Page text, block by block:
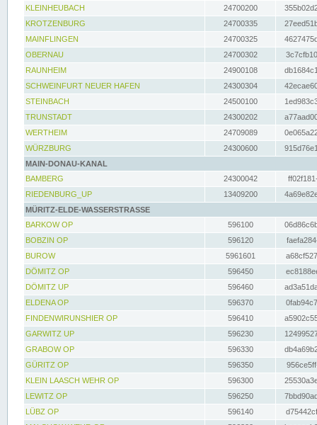
KLEINHEUBACH 24700200
KROTZENBURG
24700335
MAINFLINGEN
24700325
OBERNAU
24700302
RAUNHEIM
24900108
SCHWEINFURT NEUER HAFEN
24300304
STEINBACH
24500100
TRUNSTADT
24300202
WERTHEIM
24709089
WÜRZBURG
24300600
MAIN-DONAU-KANAL
BAMBERG
24300042
RIEDENBURG_UP
13409200
MÜRITZ-ELDE-WASSERSTRASSE
BARKOW OP
596100
BOBZIN OP
596120
BUROW
5961601
DÖMITZ OP
596450
DÖMITZ UP
596460
ELDENA OP
596370
FINDENWIRUNSHIER OP
596410
GARWITZ UP
596230
GRABOW OP
596330
GÜRITZ OP
596350
KLEIN LAASCH WEHR OP
596300
LEWITZ OP
596250
LÜBZ OP
596140